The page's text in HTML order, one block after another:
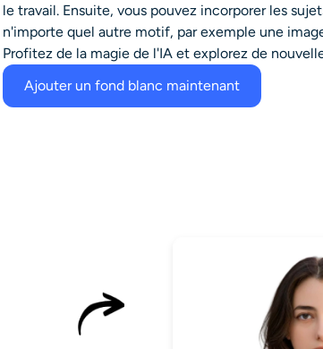
le travail. Ensuite, vous pouvez incorporer les
n'importe quel autre motif, par exemple une
Profitez de la magie de l'IA et explorez de
Ajouter un fond blanc maintenant